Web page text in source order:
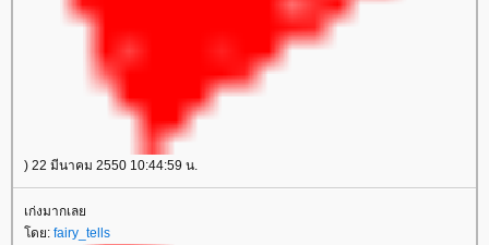
) 22 มีนาคม 2550 10:44:59 น.
เก่งมากเล
ดย: fairy_tells